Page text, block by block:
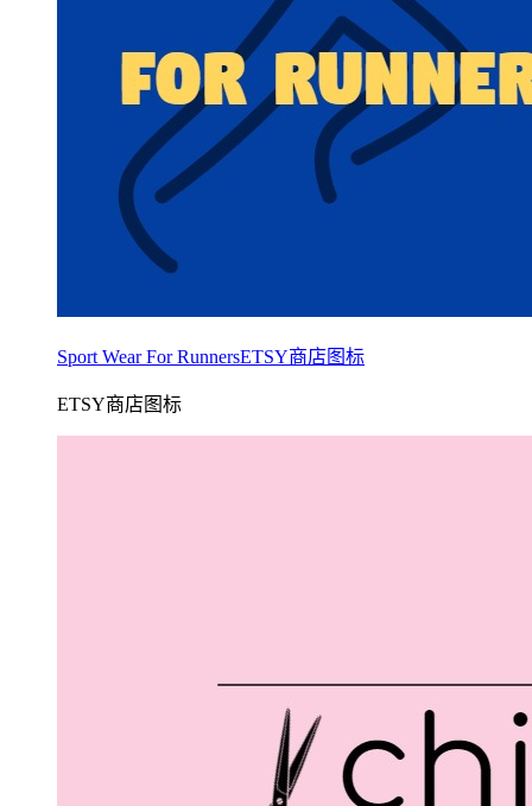
Sport Wear For RunnersETSY商店图标
ETSY商店图标